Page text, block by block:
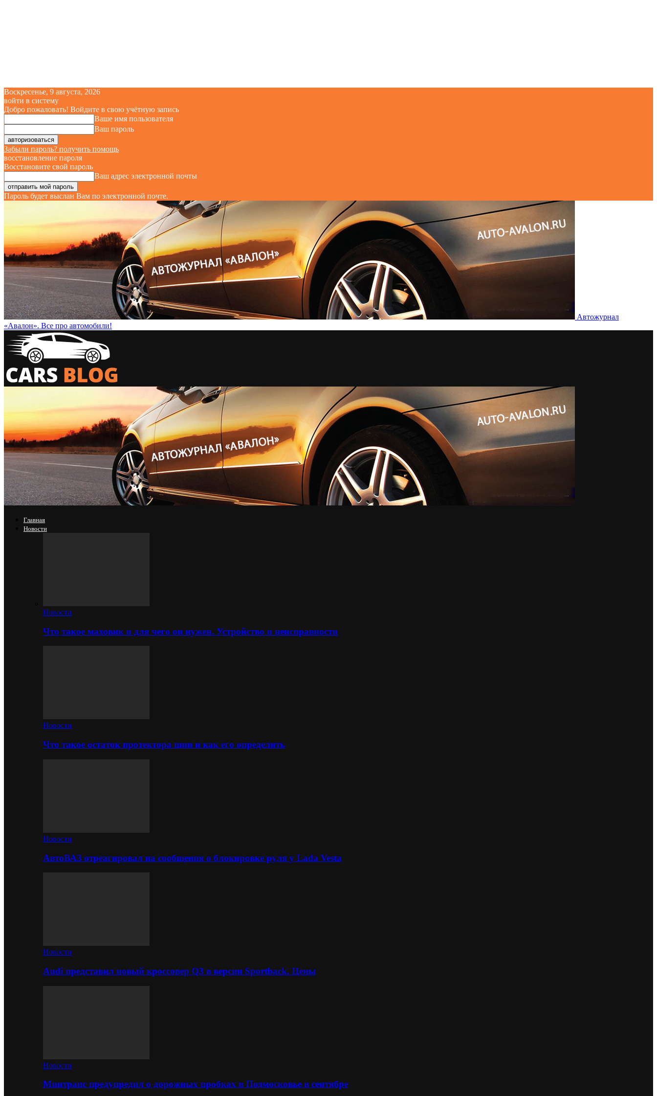
Воскресенье, 9 августа, 2026
войти в систему
Добро пожаловать! Войдите в свою учётную запись
Ваше имя пользователя
Ваш пароль
Забыли пароль? получить помощь
восстановление пароля
Восстановите свой пароль
Ваш адрес электронной почты
Пароль будет выслан Вам по электронной почте.
Автожурнал
«Авалон». Все про автомобили!
Главная
Новости
Новости
Что такое маховик и для чего он нужен. Устройство и неисправности
Новости
Что такое остаток протектора шин и как его определить
Новости
АвтоВАЗ отреагировал на сообщения о блокировке руля у Lada Vesta
Новости
Audi представил новый кроссовер Q3 в версии Sportback. Цены
Новости
Минтранс предупредил о дорожных пробках в Подмосковье в сентябре